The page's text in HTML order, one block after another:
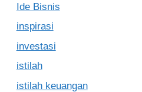
Ide Bisnis
inspirasi
investasi
istilah
istilah keuangan